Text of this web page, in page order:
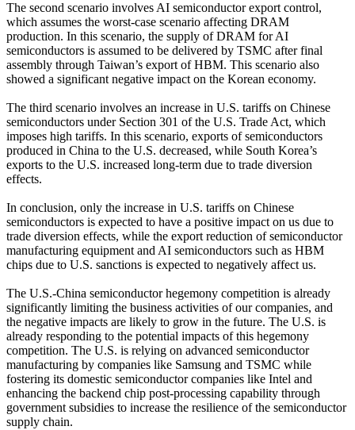
The second scenario involves AI semiconductor export control,
which assumes the worst-case scenario affecting DRAM
production. In this scenario, the supply of DRAM for AI
semiconductors is assumed to be delivered by TSMC after final
assembly through Taiwan’s export of HBM. This scenario also
showed a significant negative impact on the Korean economy.
The third scenario involves an increase in U.S. tariffs on Chinese
semiconductors under Section 301 of the U.S. Trade Act, which
imposes high tariffs. In this scenario, exports of semiconductors
produced in China to the U.S. decreased, while South Korea’s
exports to the U.S. increased long-term due to trade diversion
effects.
In conclusion, only the increase in U.S. tariffs on Chinese
semiconductors is expected to have a positive impact on us due to
trade diversion effects, while the export reduction of semiconductor
manufacturing equipment and AI semiconductors such as HBM
chips due to U.S. sanctions is expected to negatively affect us.
The U.S.-China semiconductor hegemony competition is already
significantly limiting the business activities of our companies, and
the negative impacts are likely to grow in the future. The U.S. is
already responding to the potential impacts of this hegemony
competition. The U.S. is relying on advanced semiconductor
manufacturing by companies like Samsung and TSMC while
fostering its domestic semiconductor companies like Intel and
enhancing the backend chip post-processing capability through
government subsidies to increase the resilience of the semiconductor
supply chain.